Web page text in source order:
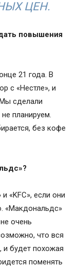
ЦЕН.
повышения
21 года. В
с «Нестле», и
сделали
планируем.
без кофе
«KFC», если они
«Макдональдс»
очень
что вся
и будет похожая
поменять